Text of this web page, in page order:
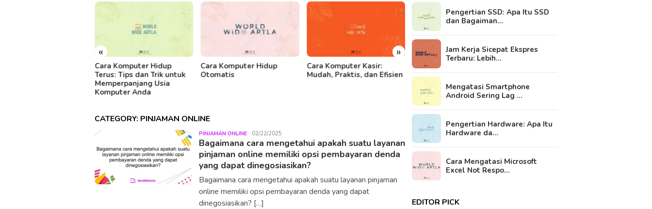
« »
Cara Komputer Hidup
Terus: Tips dan Trik untuk
Memperpanjang Usia
Komputer Anda
Cara Komputer Hidup
Otomatis
Cara Komputer Kasir:
Mudah, Praktis, dan Efisien
Cara Komputer Berpikir:
Mengenal AI dan Machine
Praktis untuk Mengakses
Internet
CATEGORY: PINJAMAN ONLINE
PINJAMAN ONLINE LiuYunlong
02/22/2025
Bagaimana cara mengetahui apakah suatu layanan
pinjaman online memiliki opsi pembayaran denda
yang dapat dinegosiasikan?
Bagaimana cara mengetahui apakah suatu layanan pinjaman
online memiliki opsi pembayaran denda yang dapat
dinegosiasikan? […]
Pengertian SSD: Apa Itu SSD
dan Bagaiman…
Jam Kerja Sicepat Ekspres
Terbaru: Lebih…
Mengatasi Smartphone
Android Sering Lag …
Pengertian Hardware: Apa Itu
Hardware da…
Cara Mengatasi Microsoft
Excel Not Respo…
EDITOR PICK